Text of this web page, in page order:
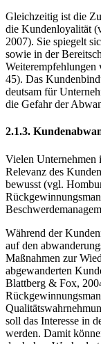
Gleichzeitig ist die
die Kundenloyalität
2007). Sie spiegelt
sowie in der
45). Das
deutsam für
die Gefahr der
2.1.3.
Vielen Unternehmen
Relevanz des
bewusst (vgl.
Während der
auf den
Maßnahmen zur
abgewanderten
Blattberg & Fox,
soll das Interesse in
werden. Damit